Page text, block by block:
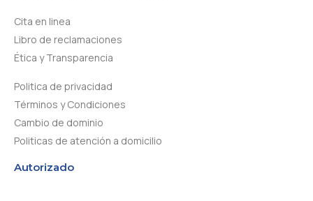
Cita en linea
Libro de reclamaciones
Ética y Transparencia
Politica de privacidad
Términos y Condiciones
Cambio de dominio
Politicas de atención a domicilio
Autorizado